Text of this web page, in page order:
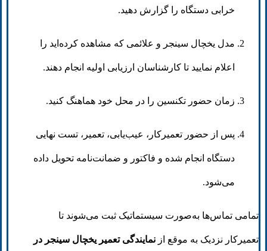
خرابی دستگاه را گزارش دهید.
مدل یخچال سینجر و علائمی که مشاهده کرده‌اید را
اعلام نمایید تا کارشناسان ارزیابی اولیه انجام دهند.
زمان حضور تکنسین را در محل خود هماهنگ کنید.
پس از حضور تعمیرکار، عیب‌یابی، تعمیر، تست نهایی
دستگاه انجام شده و فاکتور و ضمانت‌نامه تحویل داده
می‌شود.
تمامی تماس‌ها به‌صورت سیستماتیک ثبت می‌شوند تا
تعمیرکار نزدیک به موقع از نمایندگی تعمیر یخچال سینجر در